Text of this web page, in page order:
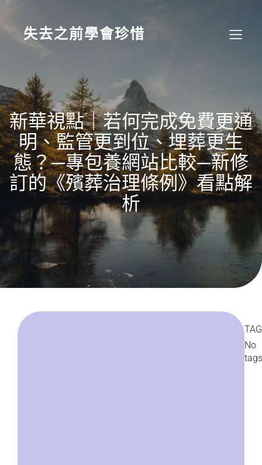
content
失去之前學會珍惜
新華視點｜若何完成免費更通
明、監管更到位、埋葬更生
態？—專包養網站比較—新修
訂的《殯葬治理條例》看點解
析
No
tags